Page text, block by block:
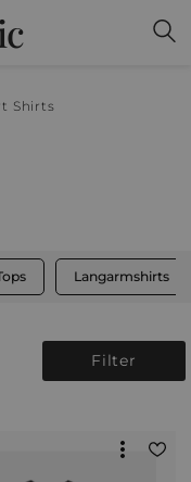
Shirts
Langarmshirts
Filter